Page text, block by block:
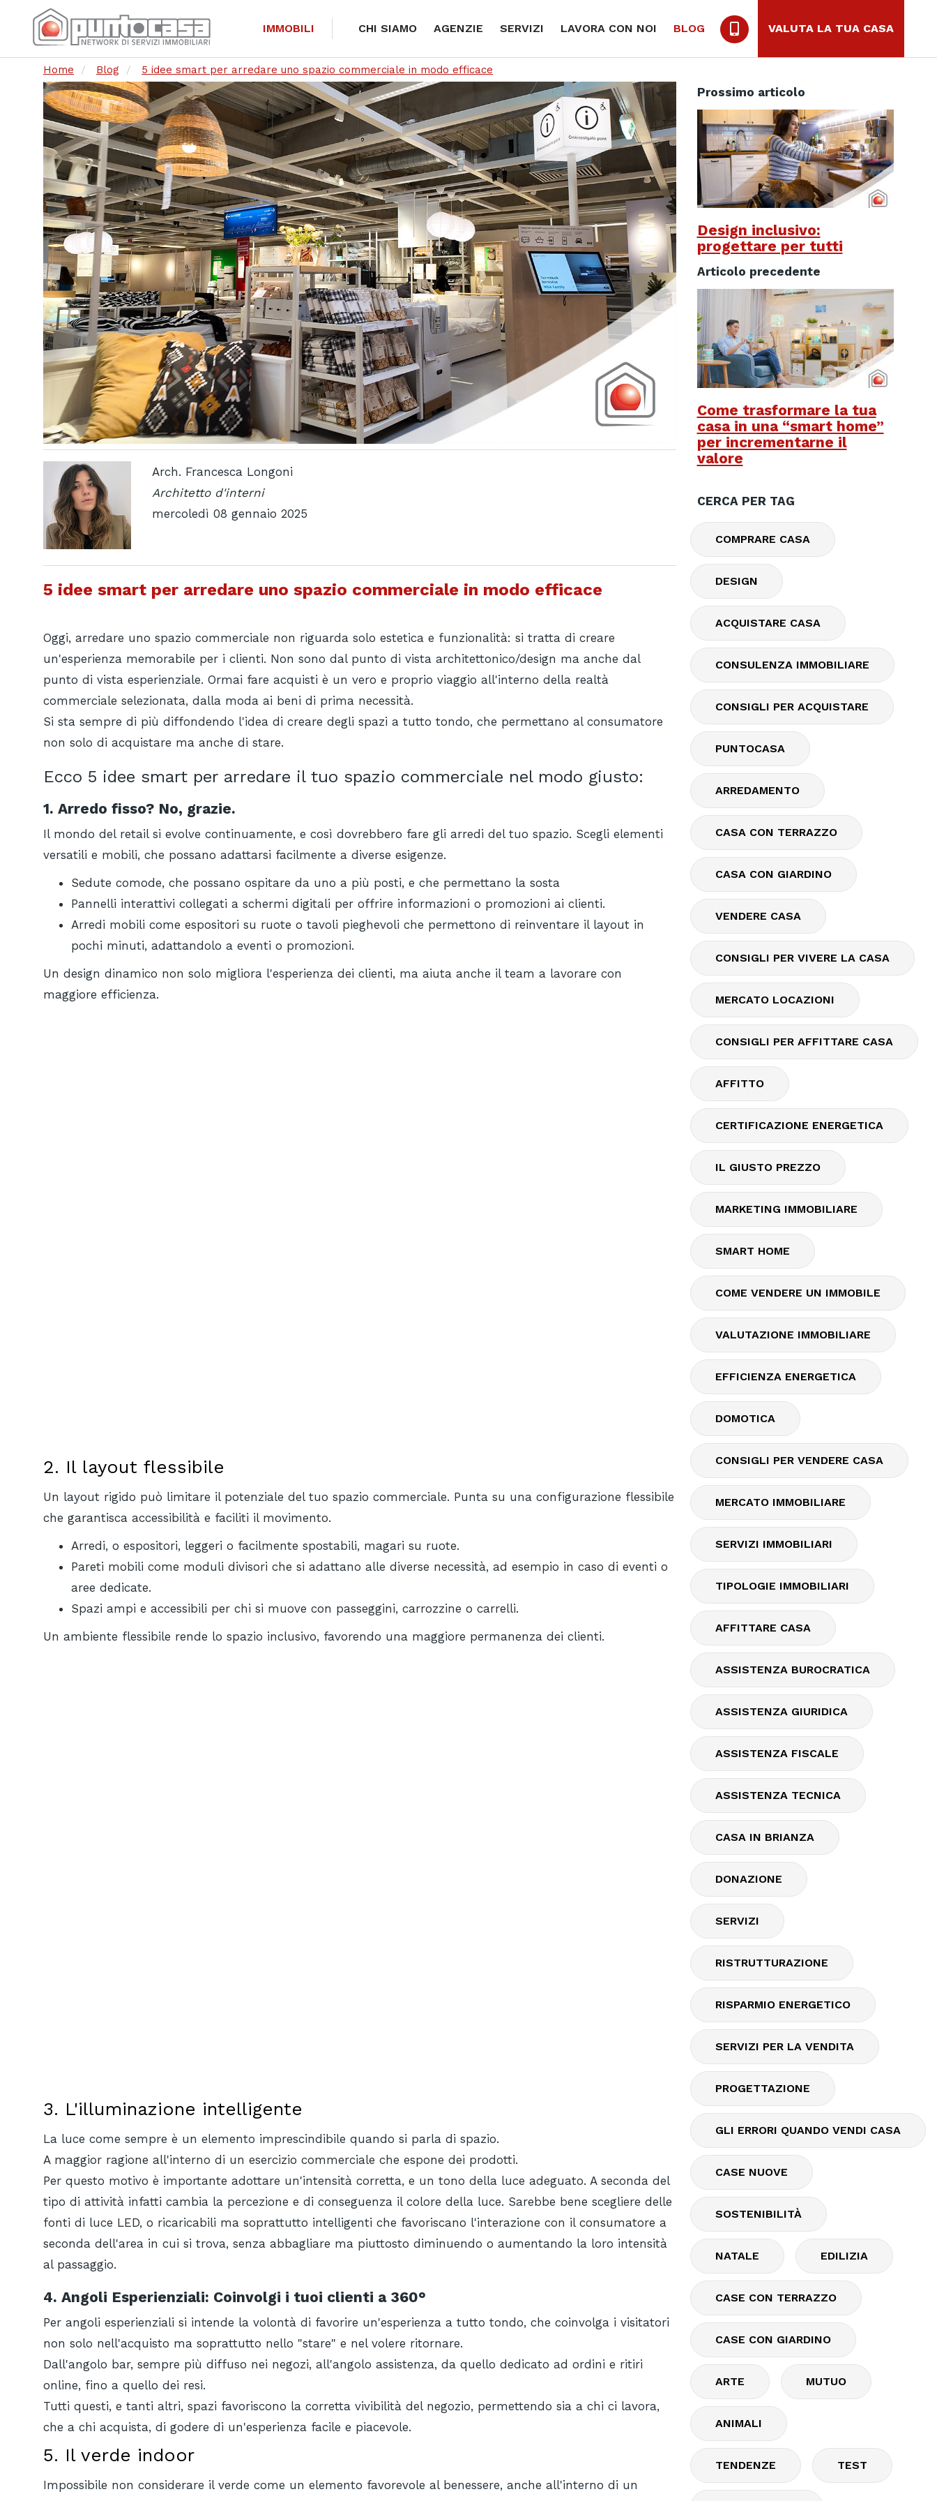
IMMOBILI CHI SIAMO AGENZIE SERVIZI LAVORA CON NOI BLOG VALUTA LA TUA CASA
Home Blog 5 idee smart per arredare uno spazio commerciale in modo efficace
Arch. Francesca Longoni
Architetto d'interni
mercoledì 08 gennaio 2025
5 idee smart per arredare uno spazio commerciale in modo efficace
Oggi, arredare uno spazio commerciale non riguarda solo estetica e funzionalità: si tratta di creare
un'esperienza memorabile per i clienti. Non sono dal punto di vista architettonico/design ma anche dal
punto di vista esperienziale. Ormai fare acquisti è un vero e proprio viaggio all'interno della realtà
commerciale selezionata, dalla moda ai beni di prima necessità.
Si sta sempre di più diffondendo l'idea di creare degli spazi a tutto tondo, che permettano al consumatore
non solo di acquistare ma anche di stare.
Ecco 5 idee smart per arredare il tuo spazio commerciale nel modo giusto:
1. Arredo fisso? No, grazie.
Il mondo del retail si evolve continuamente, e così dovrebbero fare gli arredi del tuo spazio. Scegli elementi
versatili e mobili, che possano adattarsi facilmente a diverse esigenze.
Sedute comode, che possano ospitare da uno a più posti, e che permettano la sosta
Pannelli interattivi collegati a schermi digitali per offrire informazioni o promozioni ai clienti.
Arredi mobili come espositori su ruote o tavoli pieghevoli che permettono di reinventare il layout in
pochi minuti, adattandolo a eventi o promozioni.
Un design dinamico non solo migliora l'esperienza dei clienti, ma aiuta anche il team a lavorare con
maggiore efficienza.
2. Il layout flessibile
Un layout rigido può limitare il potenziale del tuo spazio commerciale. Punta su una configurazione flessibile
che garantisca accessibilità e faciliti il movimento.
Arredi, o espositori, leggeri o facilmente spostabili, magari su ruote.
Pareti mobili come moduli divisori che si adattano alle diverse necessità, ad esempio in caso di eventi o
aree dedicate.
Spazi ampi e accessibili per chi si muove con passeggini, carrozzine o carrelli.
Un ambiente flessibile rende lo spazio inclusivo, favorendo una maggiore permanenza dei clienti.
3. L'illuminazione intelligente
La luce come sempre è un elemento imprescindibile quando si parla di spazio.
A maggior ragione all'interno di un esercizio commerciale che espone dei prodotti.
Per questo motivo è importante adottare un'intensità corretta, e un tono della luce adeguato. A seconda del
tipo di attività infatti cambia la percezione e di conseguenza il colore della luce. Sarebbe bene scegliere delle
fonti di luce LED, o ricaricabili ma soprattutto intelligenti che favoriscano l'interazione con il consumatore a
seconda dell'area in cui si trova, senza abbagliare ma piuttosto diminuendo o aumentando la loro intensità
al passaggio.
4. Angoli Esperienziali: Coinvolgi i tuoi clienti a 360°
Per angoli esperienziali si intende la volontà di favorire un'esperienza a tutto tondo, che coinvolga i visitatori
non solo nell'acquisto ma soprattutto nello "stare" e nel volere ritornare.
Dall'angolo bar, sempre più diffuso nei negozi, all'angolo assistenza, da quello dedicato ad ordini e ritiri
online, fino a quello dei resi.
Tutti questi, e tanti altri, spazi favoriscono la corretta vivibilità del negozio, permettendo sia a chi ci lavora,
che a chi acquista, di godere di un'esperienza facile e piacevole.
5. Il verde indoor
Impossibile non considerare il verde come un elemento favorevole al benessere, anche all'interno di un
Prossimo articolo
Design inclusivo:
progettare per tutti
Articolo precedente
Come trasformare la tua
casa in una “smart home”
per incrementarne il
valore
CERCA PER TAG
COMPRARE CASA
DESIGN
ACQUISTARE CASA
CONSULENZA IMMOBILIARE
CONSIGLI PER ACQUISTARE
PUNTOCASA
ARREDAMENTO
CASA CON TERRAZZO
CASA CON GIARDINO
VENDERE CASA
CONSIGLI PER VIVERE LA CASA
MERCATO LOCAZIONI
CONSIGLI PER AFFITTARE CASA
AFFITTO
CERTIFICAZIONE ENERGETICA
IL GIUSTO PREZZO
MARKETING IMMOBILIARE
SMART HOME
COME VENDERE UN IMMOBILE
VALUTAZIONE IMMOBILIARE
EFFICIENZA ENERGETICA
DOMOTICA
CONSIGLI PER VENDERE CASA
MERCATO IMMOBILIARE
SERVIZI IMMOBILIARI
TIPOLOGIE IMMOBILIARI
AFFITTARE CASA
ASSISTENZA BUROCRATICA
ASSISTENZA GIURIDICA
ASSISTENZA FISCALE
ASSISTENZA TECNICA
CASA IN BRIANZA
DONAZIONE
SERVIZI
RISTRUTTURAZIONE
RISPARMIO ENERGETICO
SERVIZI PER LA VENDITA
PROGETTAZIONE
GLI ERRORI QUANDO VENDI CASA
CASE NUOVE
SOSTENIBILITÀ
NATALE EDILIZIA
CASE CON TERRAZZO
CASE CON GIARDINO
ARTE MUTUO
ANIMALI
TENDENZE TEST